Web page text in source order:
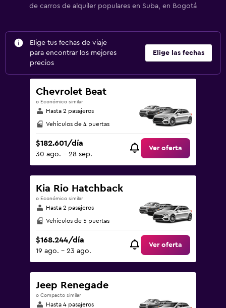
de carros de alquiler populares en Suba, en Bogotá
Elige tus fechas de viaje
para encontrar los mejores
precios
Elige las fechas
Chevrolet Beat
o Económico similar
Hasta 2 pasajeros
Vehículos de 4 puertas
$182.601/día
30 ago. - 28 sep.
Ver oferta
Kia Rio Hatchback
o Económico similar
Hasta 2 pasajeros
Vehículos de 5 puertas
$168.244/día
19 ago. - 23 ago.
Ver oferta
Jeep Renegade
o Compacto similar
Hasta 4 pasajeros